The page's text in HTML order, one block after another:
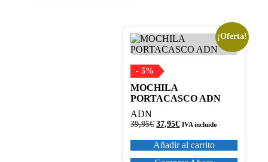
¡Oferta!
- 5%
MOCHILA
PORTACASCO ADN
ADN
39,95€ El
original
era:
37,95€El
actual
es:
IVA incluido
Añadir al carrito